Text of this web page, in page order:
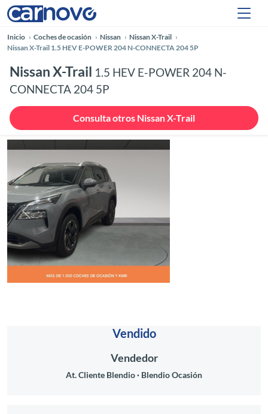
Inicio Coches de ocasión Nissan
Nissan X-Trail
Nissan X-Trail 1.5 HEV E-POWER 204 N-CONNECTA 204 5P
Nissan X-Trail 1.5 HEV E-POWER 204 N-
CONNECTA 204 5P
Consulta otros Nissan X-Trail
Anterior
Vendido
Vendedor
At. Cliente Blendio Blendio Ocasión